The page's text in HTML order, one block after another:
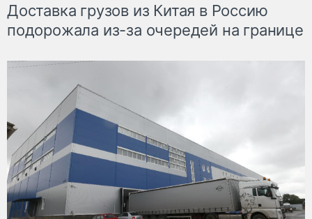
Доставка грузов из Китая в Россию
подорожала из-за очередей на границе